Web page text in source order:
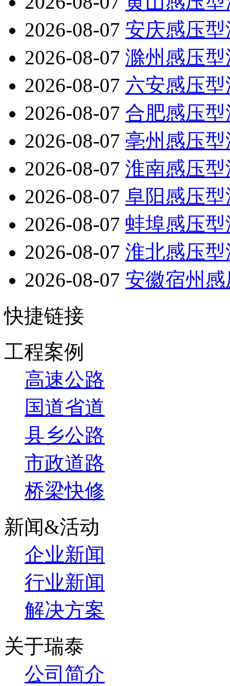
2026-08-07 安庆感压
2026-08-07 滁州感压
2026-08-07 六安感压
2026-08-07 合肥感压
2026-08-07 亳州感压
2026-08-07 淮南感压
2026-08-07 阜阳感压
2026-08-07 蚌埠感压
2026-08-07 淮北感压
2026-08-07 安徽宿州
快捷链接
工程案例
高速公路
国道省道
县乡公路
市政道路
桥梁快修
新闻&活动
企业新闻
行业新闻
解决方案
关于瑞泰
公司简介